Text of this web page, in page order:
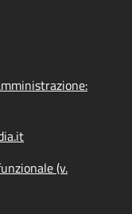
(v.